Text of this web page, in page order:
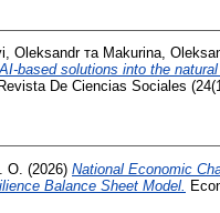
Oleksandrта Makurina,
based solutions into the
De Ciencias Sociales
О. (2026) National Economic
Balance Sheet Model.